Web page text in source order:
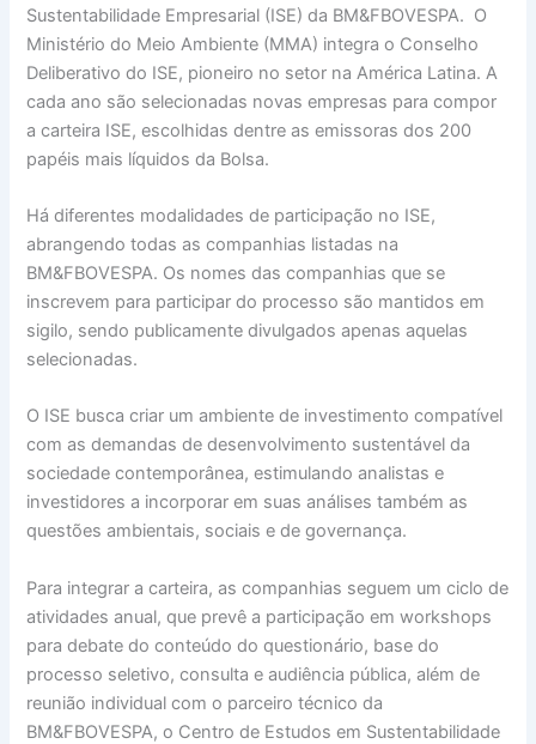
Sustentabilidade Empresarial (ISE) da BM&FBOVESPA. O
Ministério do Meio Ambiente (MMA) integra o Conselho
Deliberativo do ISE, pioneiro no setor na América Latina. A
cada ano são selecionadas novas empresas para compor
a carteira ISE, escolhidas dentre as emissoras dos 200
papéis mais líquidos da Bolsa.
Há diferentes modalidades de participação no ISE,
abrangendo todas as companhias listadas na
BM&FBOVESPA. Os nomes das companhias que se
inscrevem para participar do processo são mantidos em
sigilo, sendo publicamente divulgados apenas aquelas
selecionadas.
O ISE busca criar um ambiente de investimento compatível
com as demandas de desenvolvimento sustentável da
sociedade contemporânea, estimulando analistas e
investidores a incorporar em suas análises também as
questões ambientais, sociais e de governança.
Para integrar a carteira, as companhias seguem um ciclo de
atividades anual, que prevê a participação em workshops
para debate do conteúdo do questionário, base do
processo seletivo, consulta e audiência pública, além de
reunião individual com o parceiro técnico da
BM&FBOVESPA, o Centro de Estudos em Sustentabilidade